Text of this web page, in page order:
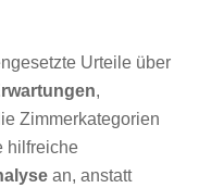
Urteile über
,
Zimmerkategorien
hilfreiche
an, anstatt